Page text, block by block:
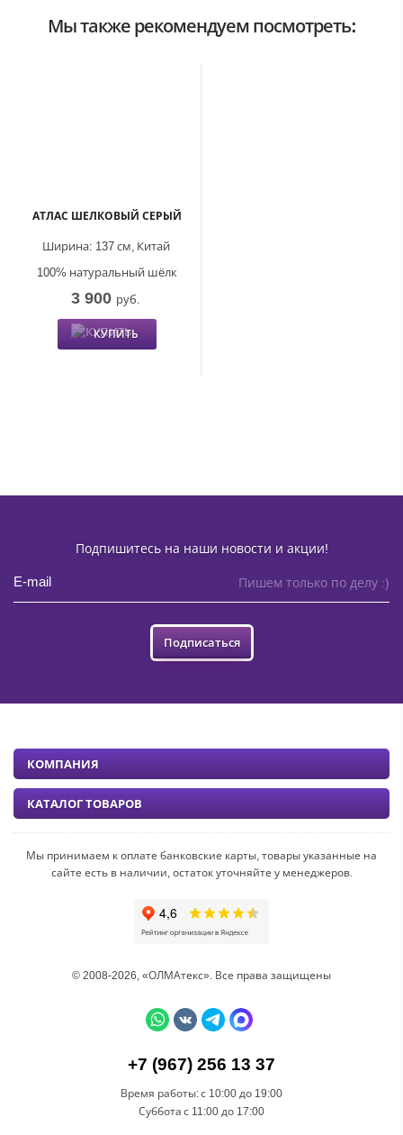
Мы также рекомендуем посмотреть:
АТЛАС ШЕЛКОВЫЙ СЕРЫЙ
Китай
Ширина: 137 см,
100% натуральный шёлк
3 900 руб.
КУПИТЬ
Подпишитесь на наши новости и акции!
Пишем только по делу :)
Подписаться
Мы принимаем к оплате банковские карты, товары указанные на
сайте есть в наличии, остаток уточняйте у менеджеров.
© 2008-2026, «ОЛМАтекс». Все права защищены
КОМПАНИЯ
КАТАЛОГ ТОВАРОВ
+7 (967) 256 13 37
Время работы:с 10:00 до 19:00
Субботас 11:00 до 17:00